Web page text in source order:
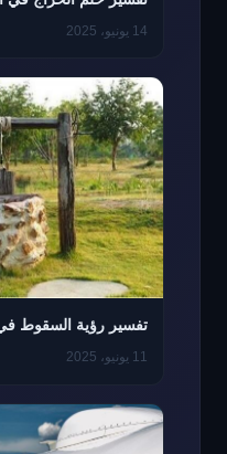
14 يونيو، 2025
تفسير رؤية السقوط في
11 يونيو، 2025